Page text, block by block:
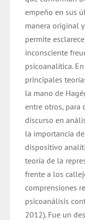
empeño en sus
manera original
permite
inconsciente
psicoanalítica.
principales
la mano de
entre otros, para
discurso en
la importancia
dispositivo
teoría de la
frente a los
comprensiones
psicoanálisis
2012). Fue un